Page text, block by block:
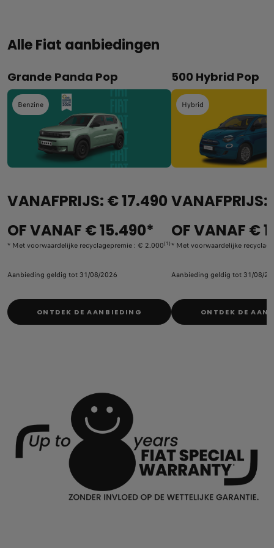
Alle Fiat aanbiedingen
Grande Panda Pop
Benzine
VANAFPRIJS: € 17.490
OF VANAF € 15.490*
* Met voorwaardelijke recyclagepremie : € 2.000(1)
Aanbieding geldig tot 31/08/2026
ONTDEK DE AANBIEDING
500 Hybrid Pop
Hybrid
VANAFPRIJS:
OF VANAF €
* Met voorwaardelijke
Aanbieding geldig tot 31/08/
ONTDEK DE